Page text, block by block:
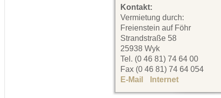
Kontakt:
Vermietung durch:
Freienstein auf Föhr
Strandstraße 58
25938 Wyk
Tel. (0 46 81) 74 64 00
Fax (0 46 81) 74 64 054
E-Mail
Internet